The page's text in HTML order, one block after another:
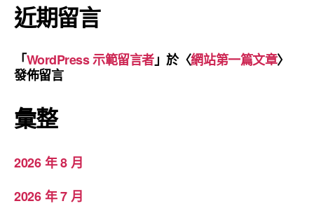
近期留言
「WordPress 示範留言者」於〈網站第一篇文章〉
發佈留言
彙整
2026 年 8 月
2026 年 7 月